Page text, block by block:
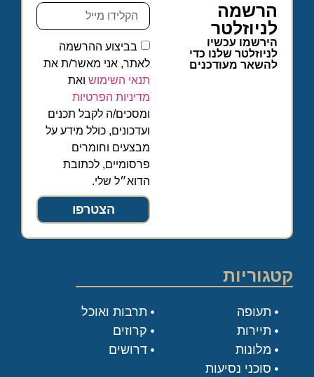
הרשמה
לניוזלטר
הירשמו עכשיו
לניוזלטר שלנו כדי
להשאר מעודכנים
בביצוע ההרשמה
לאתר, אני מאשר/ת את
תנאי השימוש ואת
מדיניות הפרטיות
ומסכים/ה לקבל תכנים
ועדכונים, כולל מידע על
מבצעים וחומרים
פרסומיים, לכתובת
הדוא״ל שלי.
הצטרפו
קטגוריות
תעופה
תיירות
מלונות
סוכני נסיעות
תרבות ואוכל
קרוזים
דרושים